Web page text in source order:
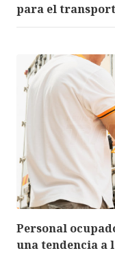
para el
Personal
una tendencia a